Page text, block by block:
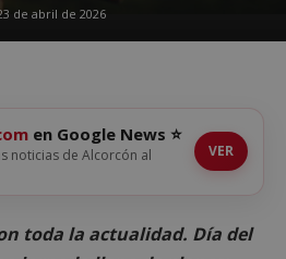
de abril de 2026
en Google News ⭐
noticias de Alcorcón al
VER
toda la actualidad. Día del